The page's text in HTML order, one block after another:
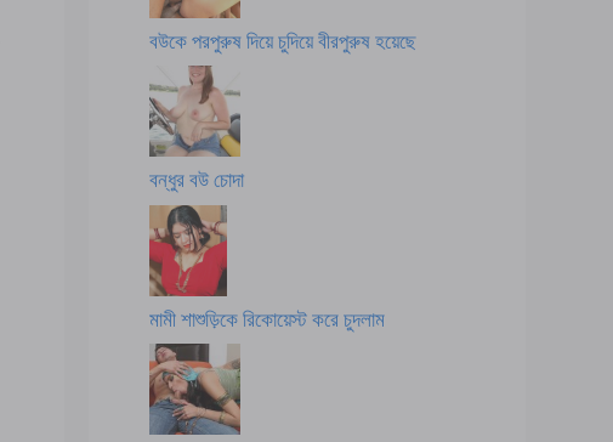
বউকে পরপুরুষ দিয়ে চুদিয়ে বীরপুরুষ হয়েছে
বন্ধুর বউ চোদা
মামী শাশুড়িকে রিকোয়েস্ট করে চুদলাম